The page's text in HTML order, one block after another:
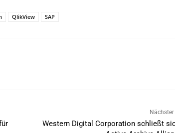
QlikView SAP
Nächster
Western Digital Corporation schließt